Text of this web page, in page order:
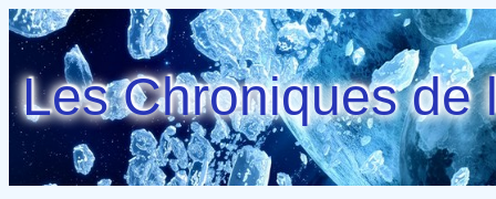
Les Chroniques de